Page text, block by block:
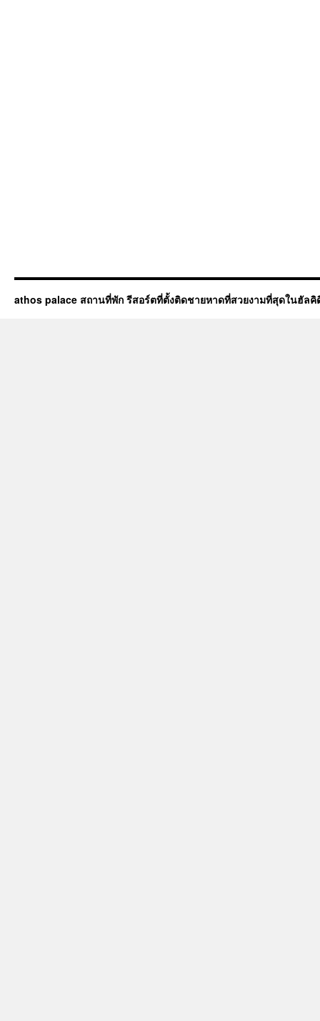
athos palace สถานที่พัก รีสอร์ตที่ตั้งติดชายหาดที่สวยงามที่สุดในฮัลคิ